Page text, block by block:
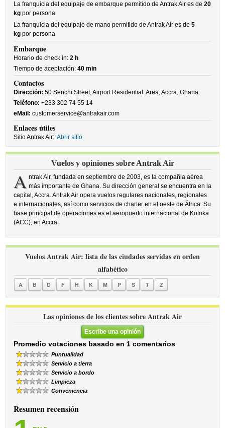
La franquicia del equipaje de embarque permitido de Antrak Air es de20
kg por persona
La franquicia del equipaje de mano permitido de Antrak Air es de5
kg por persona
Embarque
Horario de check in:2 h
Tiempo de aceptación:40 min
Contactos
Dirección: 50 Senchi Street, Airport Residential. Area, Accra, Ghana
Teléfono: +233 302 74 55 14
eMail: customerservice@antrakair.com
Enlaces útiles
Sitio Antrak Air: Abrir sitio
Vuelos y opiniones sobre Antrak Air
A ntrak Air, fundada en septiembre de 2003, es la compañia aérea
más importante de Ghana. Su dirección general se encuentra en la
capital, Accra. Antrak Air opera vuelos regulares nacionales, regionales
e internacionales, así como servicios de charter en el oeste de África. Su
base principal de operaciones es el aeropuerto internacional de Kotoka
(ACC), en Accra.
Vuelos Antrak Air: lista de las ciudades servidas en orden
alfabético
A B D F H K M P S T Z
Las opiniones de los clientes sobre Antrak Air
Escribe una opinión
Promedio votaciones basado en 1 comentarios
Puntualidad
Servicio a tierra
Servicio a bordo
Limpieza
Conveniencia
Resumen recensión